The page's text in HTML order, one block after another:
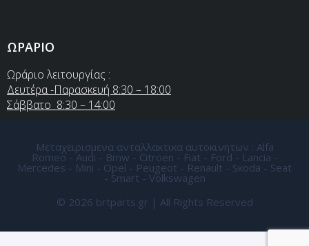
ΩΡΑΡΙΟ
Ωράριο λειτουργίας :
Δευτέρα -Παρασκευή 8:30 – 18:00
Σάββατο 8:30 – 14:00
Μεταχειρισμενα ανταλλακτικα αυτοκινητων : Alfa
Romeo - Audi - Bmw - Citroen - Fiat - Ford - Lancia -
Mercedes - Mini - Opel - Peugeot - Renault - Sκoda - Seat
- Smart - Volkswagen
© 2026 brtparts.gr | All Rights Reserved